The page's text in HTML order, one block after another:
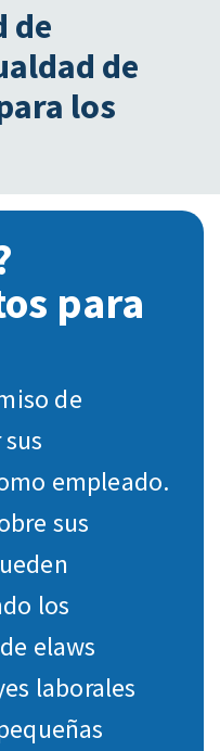
de
de
los
para
de
empleado.
sus
los
elaws
laborales